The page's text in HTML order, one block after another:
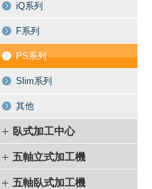
iQ系列
F系列
PS系列
Slim系列
其他
臥式加工中心
五軸立式加工機
五軸臥式加工機